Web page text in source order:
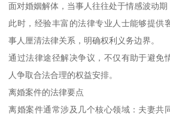
面对婚姻解体，当事人往往处于情感波动期
此时，经验丰富的法律专业人士能够提供
事人厘清法律关系，明确权利义务边界。
通过法律途径解决争议，不仅有助于避免
人争取合法合理的权益安排。
离婚案件的法律要点
离婚案件通常涉及几个核心领域：夫妻共